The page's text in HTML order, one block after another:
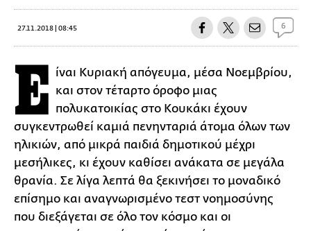
27.11.2018 | 08:45 6
Ε ίναι Κυριακή απόγευμα, μέσα Νοεμβρίου,
και στον τέταρτο όροφο μιας
πολυκατοικίας στο Κουκάκι έχουν
συγκεντρωθεί καμιά πενηνταριά άτομα όλων των
ηλικιών, από μικρά παιδιά δημοτικού μέχρι
μεσήλικες, κι έχουν καθίσει ανάκατα σε μεγάλα
θρανία. Σε λίγα λεπτά θα ξεκινήσει το μοναδικό
επίσημο και αναγνωρισμένο τεστ νοημοσύνης
που διεξάγεται σε όλο τον κόσμο και οι